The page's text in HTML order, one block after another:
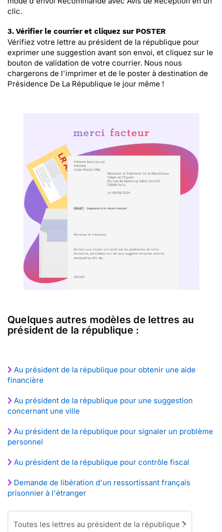
clic.
3. Vérifier le courrier et cliquez sur POSTER
Vérifiez votre lettre au président de la république pour
exprimer une suggestion avant son envoi, et cliquez sur le
bouton de validation de votre courrier. Nous nous
chargerons de l'imprimer et de le poster à destination de
Présidence De La République le jour même !
Quelques autres modèles de lettres au
président de la république :
Au président de la république pour obtenir une aide
financière
Au président de la république pour une suggestion
concernant une ville
Au président de la république pour signaler un problème
personnel
Au président de la république pour contrôle fiscal
Demande de libération d'un ressortissant français
prisonnier à l'étranger
Toutes les lettres au président de la république